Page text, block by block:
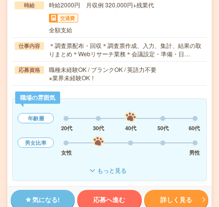
時給 時給2000円 月収例 320,000円+残業代
交通費
全額支給
仕事内容
＊調査票配布・回収＊調査票作成、入力、集計、結果の取
りまとめ＊Webリサーチ業務＊会議設定・準備・日…
応募資格
職種未経験OK / ブランクOK / 英語力不要
※業界未経験OK！
職場の雰囲気
年齢層
20代
30代 40代 50代
60代
男女比率
女性
男性
もっと見る
気になる! 応募へ進む 詳しく見る